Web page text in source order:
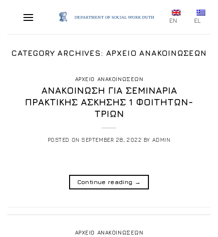
EN EL
CATEGORY ARCHIVES: ΑΡΧΕΙΟ ΑΝΑΚΟΙΝΩΣΕΩΝ
ΑΡΧΕΙΟ ΑΝΑΚΟΙΝΩΣΕΩΝ
ΑΝΑΚΟΙΝΩΣΗ ΓΙΑ ΣΕΜΙΝΑΡΙΑ
ΠΡΑΚΤΙΚΗΣ ΑΣΚΗΣΗΣ 1 ΦΟΙΤΗΤΩΝ-
ΤΡΙΩΝ
POSTED ON SEPTEMBER 28, 2022 BY ADMIN
Continue reading →
ΑΡΧΕΙΟ ΑΝΑΚΟΙΝΩΣΕΩΝ